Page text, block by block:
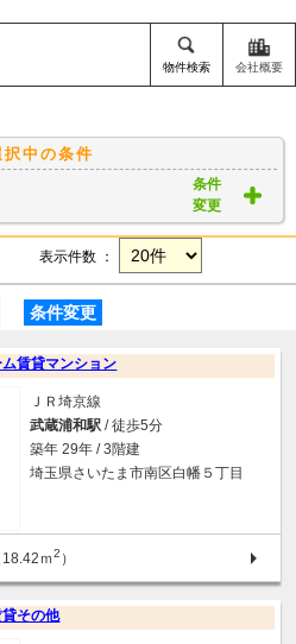
物件検索 会社概要
択中の条件
条件
変更
表示件数 ：
条件変更
賃貸マンション
ＪＲ埼京線
武蔵浦和駅 / 徒歩5分
築年 29年 / 3階建
埼玉県さいたま市南区白幡５丁目
ｍ2 ）
その他